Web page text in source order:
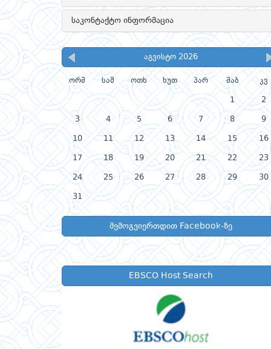
საკონტაქტო ინფორმაცია
აგვისტო 2026
ორშ სამ ოთხ ხუთ პარ შაბ კვ
1 2
3 4 5 6 7 8 9
10 11 12 13 14 15 16
17 18 19 20 21 22 23
24 25 26 27 28 29 30
31
შემოგვიერთდით Facebook-ზე
EBSCO Host Search